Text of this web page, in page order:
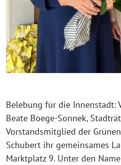
Belebung für die Innenstadt:
Beate Boege-Sonnek,
Vorstandsmitglied der
Schubert ihr gemeinsames
Marktplatz 9. Unter den